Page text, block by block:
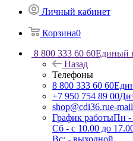
Личный кабинет
Корзина0
8 800 333 60 60Единый
Назад
Телефоны
8 800 333 60 60
+7 950 754 89 00
shop@cdi36.rue-
График работыПн -
Сб - с 10.00 до
Вс: - выходной